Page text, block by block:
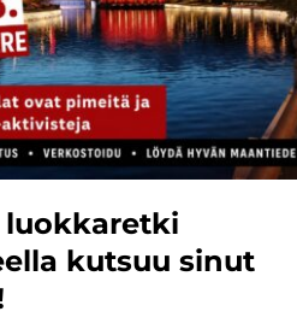
luokkaretki
kutsuu sinut